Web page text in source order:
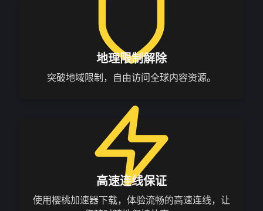
地理限制解除
突破地域限制，自由访问全球内容资源。
高速连线保证
使用樱桃加速器下载，体验流畅的高速连线，让